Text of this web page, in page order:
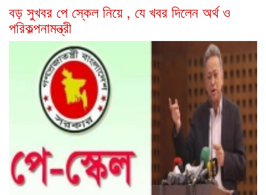
বড় সুখবর পে স্কেল নিয়ে , যে খবর দিলেন অর্থ ও
পরিকল্পনামন্ত্রী